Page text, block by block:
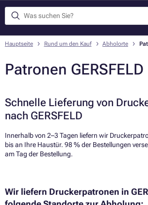
Hauptseite Rund um den Kauf Abholorte
Patronen GERSFELD
Schnelle Lieferung von
nach GERSFELD
Innerhalb von 2–3 Tagen liefern wir
bis an Ihre Haustür. 98 % der Bestellungen
am Tag der Bestellung.​
Wir liefern Druckerpatronen in